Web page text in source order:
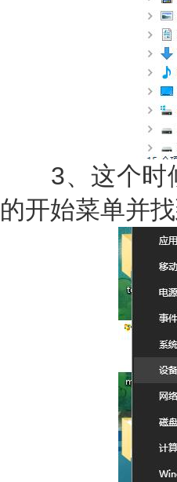
3、这个时候
的开始菜单并